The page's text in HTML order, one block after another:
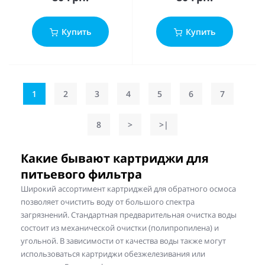
Купить Купить
1 2 3 4 5 6 7
8 > >|
Какие бывают картриджи для
питьевого фильтра
Широкий ассортимент картриджей для обратного осмоса
позволяет очистить воду от большого спектра
загрязнений. Стандартная предварительная очистка воды
состоит из механической очистки (полипропилена) и
угольной. В зависимости от качества воды также могут
использоваться картриджи обезжелезивания или